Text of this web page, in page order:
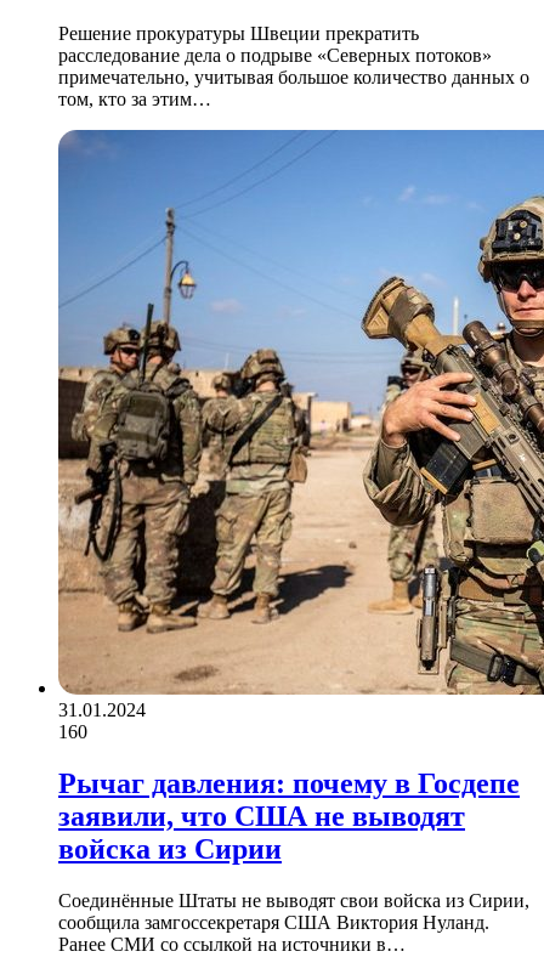
Решение прокуратуры Швеции прекратить
расследование дела о подрыве «Северных потоков»
примечательно, учитывая большое количество данных о
том, кто за этим…
31.01.2024
160
Рычаг давления: почему в Госдепе
заявили, что США не выводят
войска из Сирии
Соединённые Штаты не выводят свои войска из Сирии,
сообщила замгоссекретаря США Виктория Нуланд.
Ранее СМИ со ссылкой на источники в…